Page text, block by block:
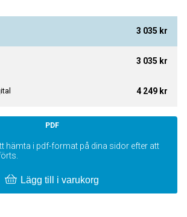
3 035 kr
3 035 kr
4 249 kr
PDF
hämta i pdf-format på dina sidor efter att
Lägg till i varukorg